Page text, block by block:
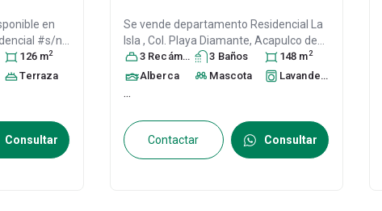
en
#s/n,
Juárez,
, ID:
126 m2
Terraza
Consultar
Se vende departamento Residencial La
Isla , Col. Playa Diamante, Acapulco de
Juárez, Guerrero, México , C.P. 39897, ID:
28648308
3 Recámara s 3 Baños 148 m2
Alberca Mascota Lavandería
...
Contactar Consultar